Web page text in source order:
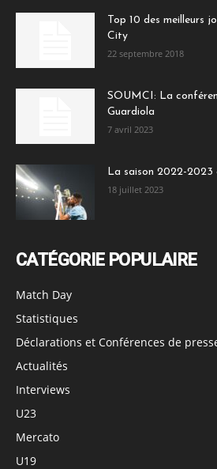
Top 10 des meilleurs
City
22 septembre 2018
SOUMCI: La
Guardiola
7 avril 2023
La saison 2022-2023
18 juillet 2023
CATÉGORIE POPULAIRE
Match Day
Statistiques
Déclarations et Conférences de
Actualités
Interviews
U23
Mercato
U19